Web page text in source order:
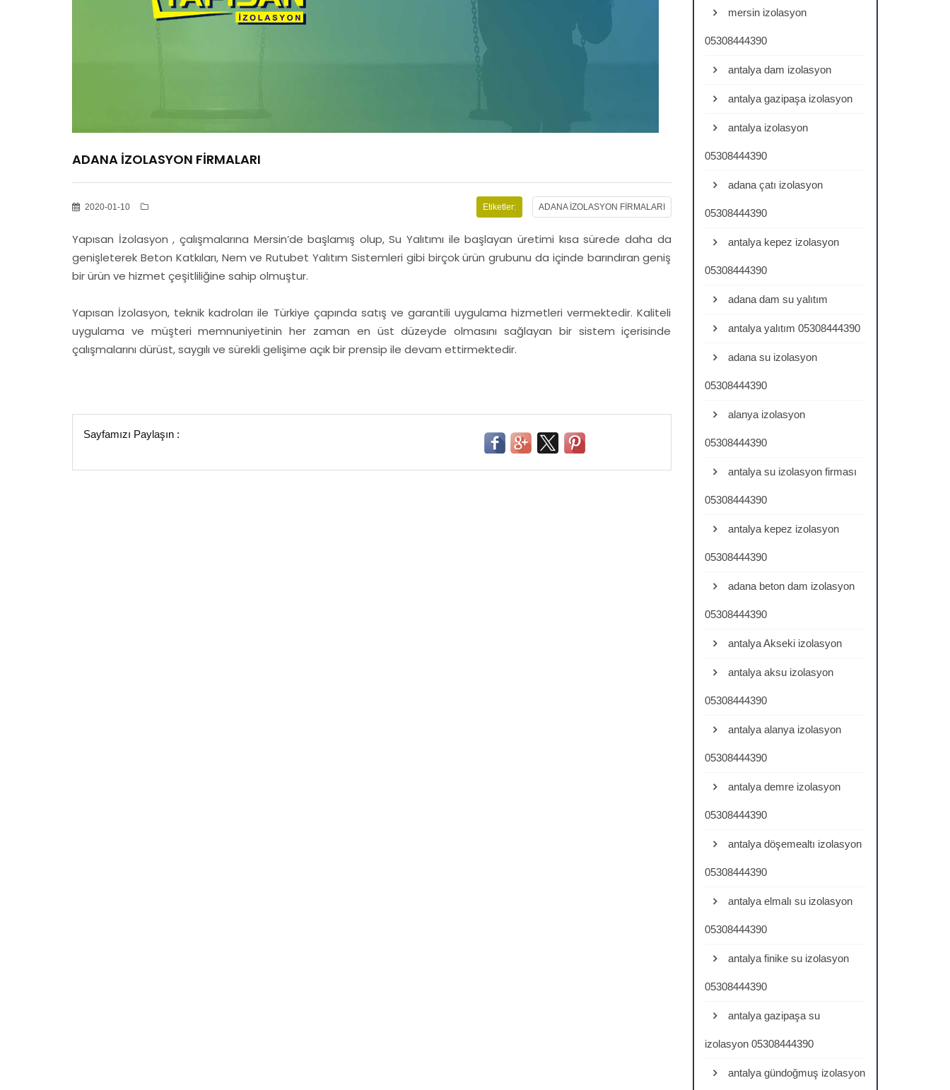
ADANA İZOLASYON FİRMALARI
2020-01-10 Etiketler: ADANA İZOLASYON FİRMALARI
Yapısan İzolasyon , çalışmalarına Mersin’de başlamış olup, Su Yalıtımı ile başlayan üretimi kısa sürede daha da
genişleterek Beton Katkıları, Nem ve Rutubet Yalıtım Sistemleri gibi birçok ürün grubunu da içinde barındıran geniş
bir ürün ve hizmet çeşitliliğine sahip olmuştur.
Yapısan İzolasyon, teknik kadroları ile Türkiye çapında satış ve garantili uygulama hizmetleri vermektedir. Kaliteli
uygulama ve müşteri memnuniyetinin her zaman en üst düzeyde olmasını sağlayan bir sistem içerisinde
çalışmalarını dürüst, saygılı ve sürekli gelişime açık bir prensip ile devam ettirmektedir.
Sayfamızı Paylaşın :
mersin izolasyon
05308444390
antalya dam izolasyon
antalya gazipaşa izolasyon
antalya izolasyon
05308444390
adana çatı izolasyon
05308444390
antalya kepez izolasyon
05308444390
adana dam su yalıtım
antalya yalıtım 05308444390
adana su izolasyon
05308444390
alanya izolasyon
05308444390
antalya su izolasyon firması
05308444390
antalya kepez izolasyon
05308444390
adana beton dam izolasyon
05308444390
antalya Akseki izolasyon
antalya aksu izolasyon
05308444390
antalya alanya izolasyon
05308444390
antalya demre izolasyon
05308444390
antalya döşemealtı izolasyon
05308444390
antalya elmalı su izolasyon
05308444390
antalya finike su izolasyon
05308444390
antalya gazipaşa su
izolasyon 05308444390
antalya gündoğmuş izolasyon